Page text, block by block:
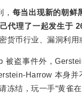
每当出现新的朝鲜
代理了一起发生于
货币行业、漏洞利用
被盗事件外，
Harrow 本身
冻结，玩一手“黄雀在